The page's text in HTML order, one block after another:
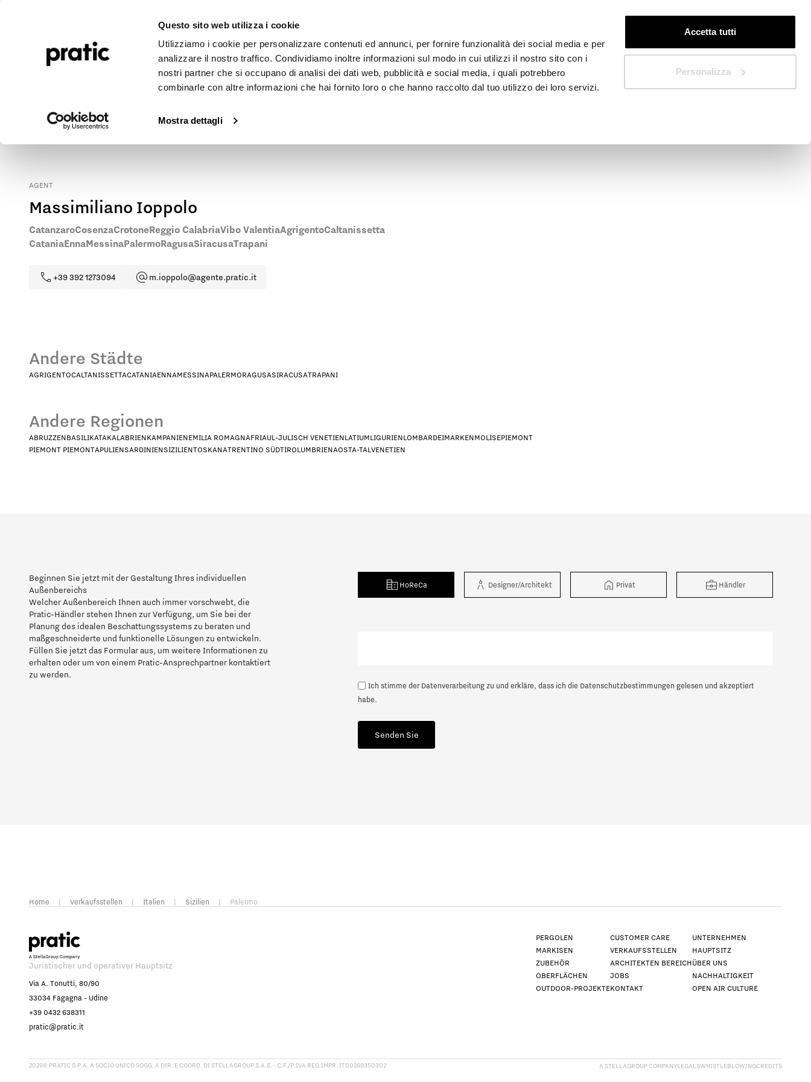
Questo sito web utilizza i cookie
Utilizziamo i cookie per personalizzare contenuti ed annunci, per fornire funzionalità dei social media e per
analizzare il nostro traffico. Condividiamo inoltre informazioni sul modo in cui utilizzi il nostro sito con i
nostri partner che si occupano di analisi dei dati web, pubblicità e social media, i quali potrebbero
combinarle con altre informazioni che hai fornito loro o che hanno raccolto dal tuo utilizzo dei loro servizi.
Mostra dettagli
Accetta tutti
Personalizza
Outdoor-ProjekteJournalUnternehmen
Kontaktieren Sie unseren Vertreter vor Ort, um die nächstgelegene Pratic-Verkaufsstelle in Palermo zu finden.
AGENT
Massimiliano Ioppolo
CatanzaroCosenzaCrotoneReggio CalabriaVibo ValentiaAgrigentoCaltanissetta
CataniaEnnaMessinaPalermoRagusaSiracusaTrapani
+39 392 1273094 m.ioppolo@agente.pratic.it
Andere Städte
AGRIGENTOCALTANISSETTACATANIAENNAMESSINAPALERMORAGUSASIRACUSATRAPANI
Andere Regionen
ABRUZZENBASILIKATAKALABRIENKAMPANIENEMILIA ROMAGNAFRIAUL-JULISCH VENETIENLATIUMLIGURIENLOMBARDEIMARKENMOLISEPIEMONT
PIEMONT PIEMONTAPULIENSARDINIENSIZILIENTOSKANATRENTINO SÜDTIROLUMBRIENAOSTA-TALVENETIEN
Beginnen Sie jetzt mit der Gestaltung Ihres individuellen
Außenbereichs
Welcher Außenbereich Ihnen auch immer vorschwebt, die
Pratic-Händler stehen Ihnen zur Verfügung, um Sie bei der
Planung des idealen Beschattungssystems zu beraten und
maßgeschneiderte und funktionelle Lösungen zu entwickeln.
Füllen Sie jetzt das Formular aus, um weitere Informationen zu
erhalten oder um von einem Pratic-Ansprechpartner kontaktiert
zu werden.
HoReCa Designer/Architekt Privat Händler
Ich stimme der Datenverarbeitung zu und erkläre, dass ich die Datenschutzbestimmungen gelesen und akzeptiert
habe.
Senden Sie
Welches Profil stellt Sie am besten dar? *
Home | Verkaufsstellen | Italien | Sizilien | Palermo
Juristischer und operativer Hauptsitz
Via A. Tonutti, 80/90
33034 Fagagna - Udine
+39 0432 638311
pratic@pratic.it
PERGOLEN
MARKISEN
ZUBEHÖR
OBERFLÄCHEN
OUTDOOR-PROJEKTE
CUSTOMER CARE
VERKAUFSSTELLEN
ARCHITEKTEN BEREICH
JOBS
KONTAKT
UNTERNEHMEN
HAUPTSITZ
ÜBER UNS
NACHHALTIGKEIT
OPEN AIR CULTURE
2026© PRATIC S.P.A. A SOCIO UNICO SOGG. A DIR. E COORD. DI STELLAGROUP S.A.S. - C.F./P.IVA REG.IMPR. IT00269350302 A STELLAGROUP COMPANYLEGALSWHISTLEBLOWINGCREDITS